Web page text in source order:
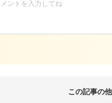
この記事の